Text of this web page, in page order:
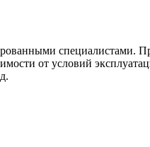
специалистами.
от условий